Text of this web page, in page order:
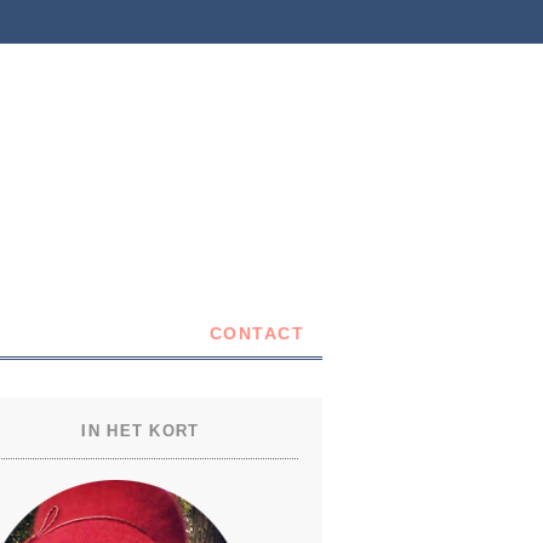
CONTACT
IN HET KORT